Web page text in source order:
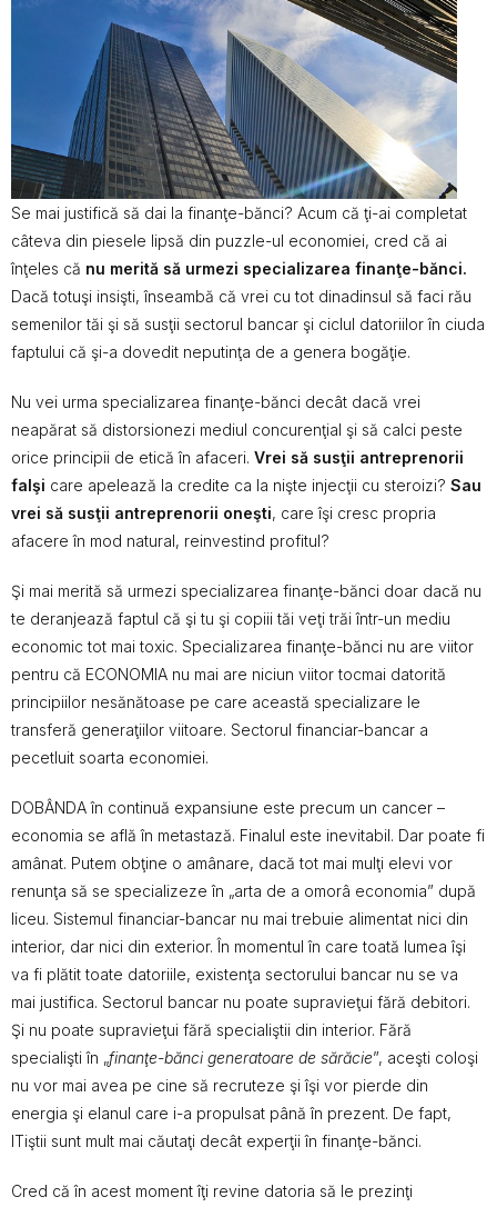
Se mai justifică să dai la finanţe-bănci? Acum că ţi-ai completat
câteva din piesele lipsă din puzzle-ul economiei, cred că ai
înţeles că nu merită să urmezi specializarea finanţe-bănci.
Dacă totuşi insişti, înseambă că vrei cu tot dinadinsul să faci rău
semenilor tăi şi să susţii sectorul bancar şi ciclul datoriilor în ciuda
faptului că şi-a dovedit neputinţa de a genera bogăţie.
Nu vei urma specializarea finanţe-bănci decât dacă vrei
neapărat să distorsionezi mediul concurenţial şi să calci peste
orice principii de etică în afaceri. Vrei să susţii antreprenorii
falşi care apelează la credite ca la nişte injecţii cu steroizi? Sau
vrei să susţii antreprenorii oneşti, care îşi cresc propria
afacere în mod natural, reinvestind profitul?
Şi mai merită să urmezi specializarea finanţe-bănci doar dacă nu
te deranjează faptul că şi tu şi copiii tăi veţi trăi într-un mediu
economic tot mai toxic. Specializarea finanţe-bănci nu are viitor
pentru că ECONOMIA nu mai are niciun viitor tocmai datorită
principiilor nesănătoase pe care această specializare le
transferă generaţiilor viitoare. Sectorul financiar-bancar a
pecetluit soarta economiei.
DOBÂNDA în continuă expansiune este precum un cancer –
economia se află în metastază. Finalul este inevitabil. Dar poate fi
amânat. Putem obţine o amânare, dacă tot mai mulţi elevi vor
renunţa să se specializeze în „arta de a omorâ economia” după
liceu. Sistemul financiar-bancar nu mai trebuie alimentat nici din
interior, dar nici din exterior. În momentul în care toată lumea îşi
va fi plătit toate datoriile, existenţa sectorului bancar nu se va
mai justifica. Sectorul bancar nu poate supravieţui fără debitori.
Şi nu poate supravieţui fără specialiştii din interior. Fără
specialişti în „finanţe-bănci generatoare de sărăcie”, aceşti coloşi
nu vor mai avea pe cine să recruteze şi îşi vor pierde din
energia şi elanul care i-a propulsat până în prezent. De fapt,
ITiştii sunt mult mai căutaţi decât experţii în finanţe-bănci.
Cred că în acest moment îţi revine datoria să le prezinţi